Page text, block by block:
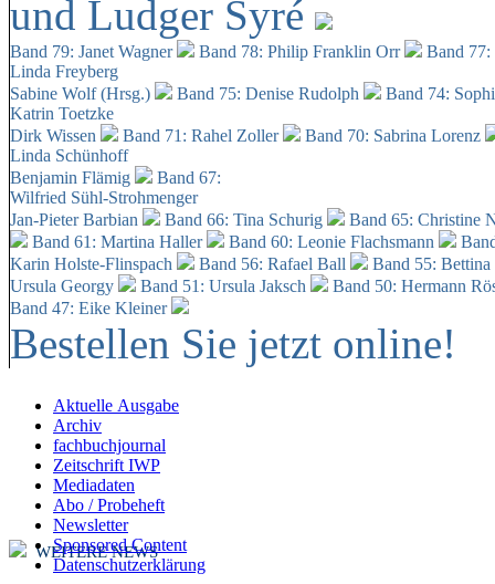
und Ludger Syré
Band 79: Janet Wagner Band 78: Philip Franklin Orr
Band
Linda Freyberg
Sabine Wolf (Hrsg.)
Band 75: Denise Rudolph
Band 74:
Katrin Toetzke
Dirk Wissen
Band 71: Rahel Zoller
Band 70: Sabrina Lorenz
Linda Schünhoff
Benjamin Flämig
Band 67:
Wilfried Sühl-Strohmenger
Jan-Pieter Barbian
Band 66: Tina Schurig
Band 65: Christine
Band 61: Martina Haller
Band 60: Leonie Flachsmann
Karin Holste-Flinspach
Band 56: Rafael Ball
Band 55:
Ursula Georgy
Band 51: Ursula Jaksch Band 50: Hermann
Band 47: Eike Kleiner
Bestellen Sie jetzt online!
Aktuelle Ausgabe
Archiv
fachbuchjournal
Zeitschrift IWP
Mediadaten
Abo / Probeheft
Newsletter
Sponsored Content
Datenschutzerklärung
WEITERE NEWS